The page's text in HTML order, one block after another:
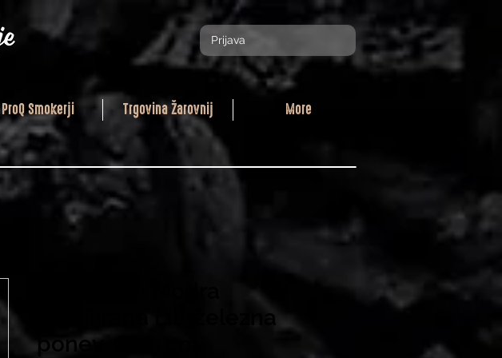
Prijava
ProQ Smokerji Trgovina Žarovnij More
Emajlirana Litoželezna
ponev, Ø 25 cm.